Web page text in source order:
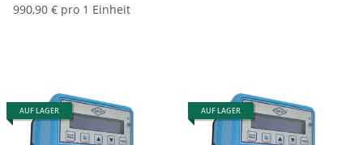
990,90 € pro 1 Einheit
AUF LAGER AUF LAGER